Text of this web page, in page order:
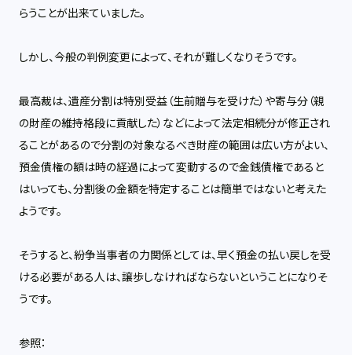
らうことが出来ていました。
しかし、今般の判例変更によって、それが難しくなりそうです。
最高裁は、遺産分割は特別受益（生前贈与を受けた）や寄与分（親
の財産の維持格段に貢献した）などによって法定相続分が修正され
ることがあるので分割の対象なるべき財産の範囲は広い方がよい、
預金債権の額は時の経過によって変動するので金銭債権であると
はいっても、分割後の金額を特定することは簡単ではないと考えた
ようです。
そうすると、紛争当事者の力関係としては、早く預金の払い戻しを受
ける必要がある人は、譲歩しなければならないということになりそ
うです。
参照：